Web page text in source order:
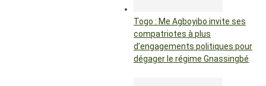
Togo : Me Agboyibo invite ses
compatriotes à plus
d’engagements politiques pour
dégager le régime Gnassingbé